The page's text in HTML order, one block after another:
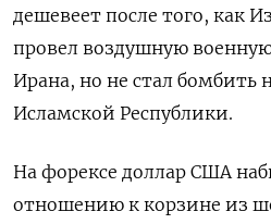
дешевеет после того, как
провел воздушную
Ирана, но не стал бомбить
Исламской Республики.
На форексе доллар США
отношению к корзине из